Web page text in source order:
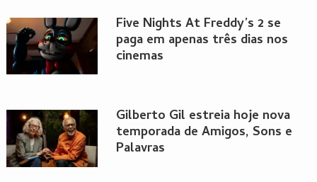
Five Nights At Freddy’s 2 se
paga em apenas três dias nos
cinemas
Gilberto Gil estreia hoje nova
temporada de Amigos, Sons e
Palavras